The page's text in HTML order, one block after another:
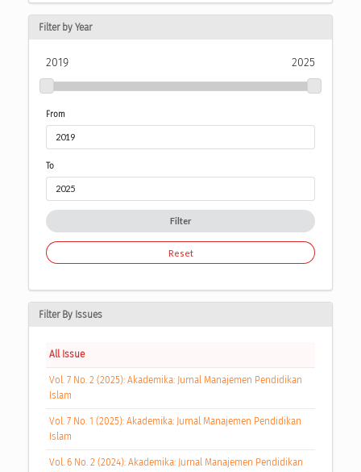
Filter by Year
2019 2025
From
To
Filter
Reset
Filter By Issues
All Issue
Vol. 7 No. 2 (2025): Akademika: Jurnal Manajemen Pendidikan
Islam
Vol. 7 No. 1 (2025): Akademika: Jurnal Manajemen Pendidikan
Islam
Vol. 6 No. 2 (2024): Akademika: Jurnal Manajemen Pendidikan